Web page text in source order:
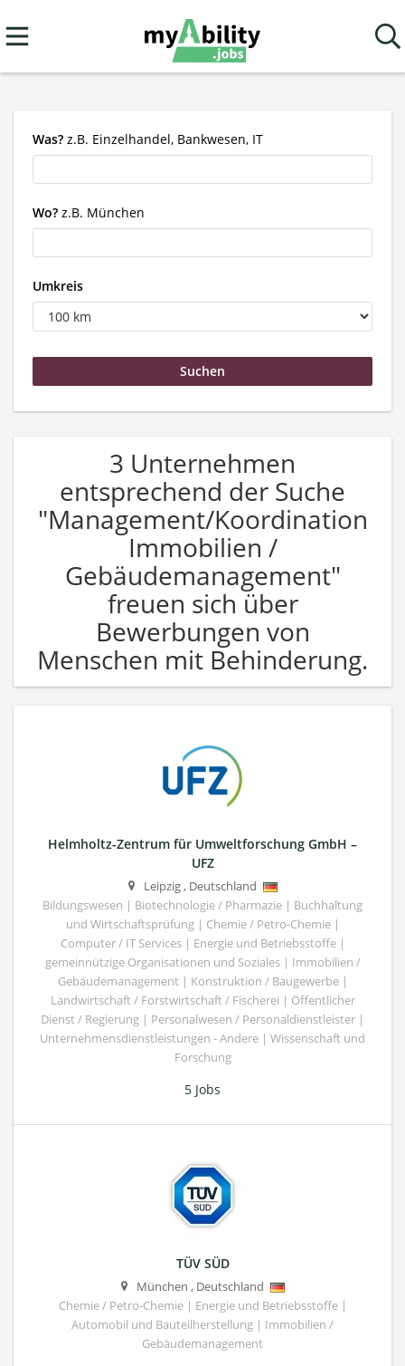
Was? z.B. Einzelhandel, Bankwesen, IT
Wo? z.B. München
Umkreis
3 Unternehmen
entsprechend der Suche
"Management/Koordination
Immobilien /
Gebäudemanagement"
freuen sich über
Bewerbungen von
Menschen mit Behinderung.
Helmholtz-Zentrum für Umweltforschung GmbH –
UFZ
Leipzig, Deutschland
Bildungswesen | Biotechnologie / Pharmazie | Buchhaltung
und Wirtschaftsprüfung | Chemie / Petro-Chemie |
Computer / IT Services | Energie und Betriebsstoffe |
gemeinnützige Organisationen und Soziales | Immobilien /
Gebäudemanagement | Konstruktion / Baugewerbe |
Landwirtschaft / Forstwirtschaft / Fischerei | Öffentlicher
Dienst / Regierung | Personalwesen / Personaldienstleister |
Unternehmensdienstleistungen - Andere | Wissenschaft und
Forschung
5 Jobs
TÜV SÜD
München , Deutschland
Chemie / Petro-Chemie | Energie und Betriebsstoffe |
Automobil und Bauteilherstellung | Immobilien /
Gebäudemanagement